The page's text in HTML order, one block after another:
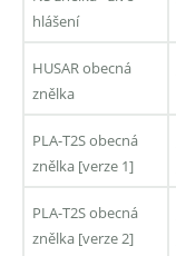
hlášení
HUSAR obecná
znělka
PLA-T2S obecná
znělka [verze 1]
PLA-T2S obecná
znělka [verze 2]